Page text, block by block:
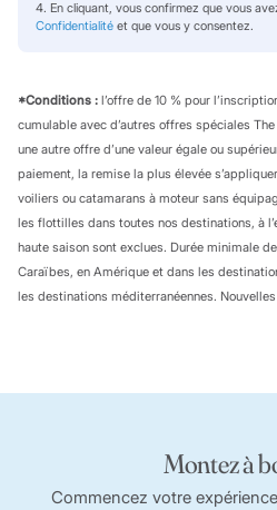
4. En cliquant, vous confirmez que vous
Confidentialitéet que vous y consentez.
*Conditions :l’offre de 10 % pour
cumulable avec d’autres offres spéciales
une autre offre d’une valeur égale ou
paiement, la remise la plus élevée
voiliers ou catamarans à moteur sans
les flottilles dans toutes nos destinations, à
haute saison sont exclues. Durée minimale
Caraïbes, en Amérique et dans les
les destinations méditerranéennes.
Montez à
Commencez votre